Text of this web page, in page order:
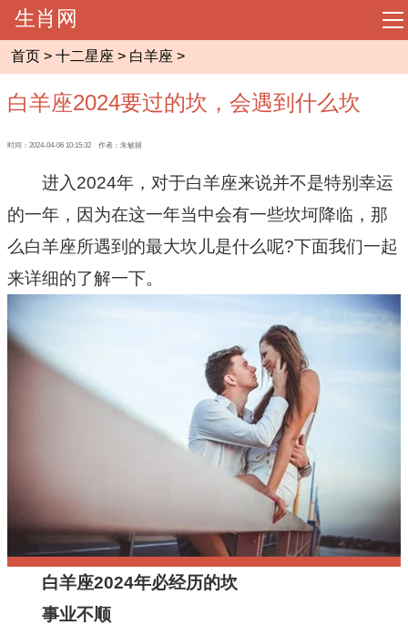
导
生肖网
网站首页
周易预测
风水知识
十二生肖
十二星座
首页 > 十二星座 > 白羊座 >
白羊座2024要过的坎，会遇到什么坎
时间：2024-04-06 10:15:32 作者：朱敏丽
进入2024年，对于白羊座来说并不是特别幸运
的一年，因为在这一年当中会有一些坎坷降临，那
么白羊座所遇到的最大坎儿是什么呢?下面我们一起
来详细的了解一下。
白羊座2024年必经历的坎
事业不顺